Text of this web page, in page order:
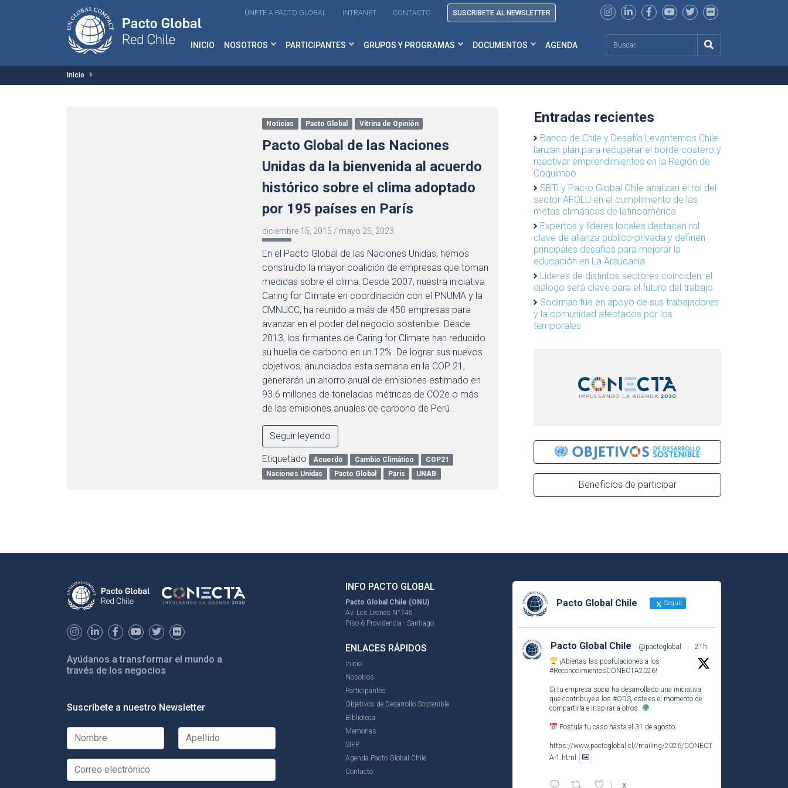
ÚNETE A PACTO GLOBAL INTRANET CONTACTO SUSCRIBETE AL NEWSLETTER
INICIO NOSOTROS PARTICIPANTES GRUPOS Y PROGRAMAS DOCUMENTOS AGENDA
Inicio
Noticias Pacto Global Vitrina de Opinión
Pacto Global de las Naciones
Unidas da la bienvenida al acuerdo
histórico sobre el clima adoptado
por 195 países en París
diciembre 15, 2015 / mayo 25, 2023
En el Pacto Global de las Naciones Unidas, hemos
construido la mayor coalición de empresas que toman
medidas sobre el clima. Desde 2007, nuestra iniciativa
Caring for Climate en coordinación con el PNUMA y la
CMNUCC, ha reunido a más de 450 empresas para
avanzar en el poder del negocio sostenible. Desde
2013, los firmantes de Caring for Climate han reducido
su huella de carbono en un 12%. De lograr sus nuevos
objetivos, anunciados esta semana en la COP 21,
generarán un ahorro anual de emisiones estimado en
93.6 millones de toneladas métricas de CO2e o más
de las emisiones anuales de carbono de Perú.
Seguir leyendo
Etiquetado Acuerdo Cambio Climático
COP21
Naciones Unidas
Pacto Global Paris UNAB
Entradas recientes
Banco de Chile y Desafío Levantemos Chile
lanzan plan para recuperar el borde costero y
reactivar emprendimientos en la Región de
Coquimbo
SBTi y Pacto Global Chile analizan el rol del
sector AFOLU en el cumplimiento de las
metas climáticas de latinoamérica
Expertos y líderes locales destacan rol
clave de alianza público-privada y definen
principales desafíos para mejorar la
educación en La Araucanía
Líderes de distintos sectores coinciden: el
diálogo será clave para el futuro del trabajo
Sodimac fue en apoyo de sus trabajadores
y la comunidad afectados por los
temporales
Beneficios de participar
Ayúdanos a transformar el mundo a
través de los negocios
Suscríbete a nuestro Newsletter
INFO PACTO GLOBAL
Pacto Global Chile (ONU)
Av. Los Leones N°745
Piso 6 Providencia - Santiago
ENLACES RÁPIDOS
Inicio
Nosotros
Participantes
Objetivos de Desarrollo Sostenible
Biblioteca
Memorias
SIPP
Agenda Pacto Global Chile
Contacto
Pacto Global Chile Seguir
Pacto Global Chile @pactoglobal ·
21h
¡Abiertas las postulaciones a los
#ReconocimientosCONECTA2026!
Si tu empresa socia ha desarrollado una iniciativa
que contribuye a los #ODS, este es el momento de
compartirla e inspirar a otros.
Postula tu caso hasta el 31 de agosto.
https://www.pactoglobal.cl//mailing/2026/CONECT
A-1.html
1 X